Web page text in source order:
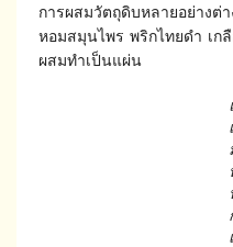
การผสมวัตถุดิบหลายอย่างต่
หอมสมุนไพร พริกไทยดำ เก
ผสมทำเป็นแผ่น